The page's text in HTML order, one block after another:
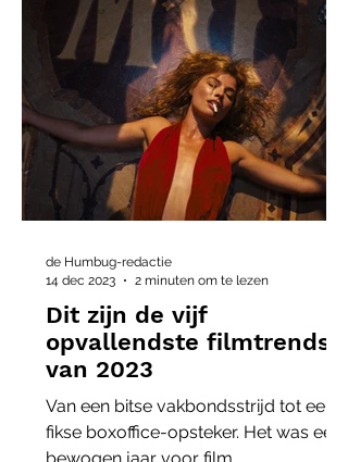
Dit zijn de vijf
opvallendste filmtrends
van 2023
Van een bitse vakbondsstrijd tot een
fikse boxoffice-opsteker. Het was een
de Humbug-redactie
14 dec 2023
2 minuten om te lezen